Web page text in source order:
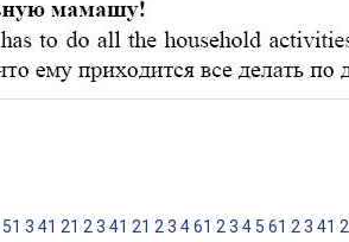
51 3 41 21 2 3 41 21 2 3 461 2 3 4 5 61 2 3 41 2